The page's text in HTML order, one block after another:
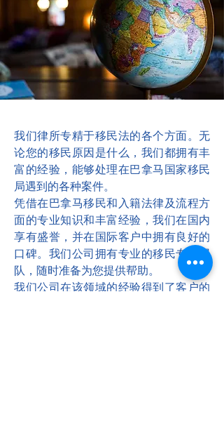
我们律所专精于移民法的各个方面。无
论您的移民原因是什么，我们都拥有丰
富的经验，能够处理在巴拿马国家移民
局遇到的各种案件。
凭借在巴拿马移民和入籍法律及流程方
面的专业知识和丰富经验，我们在国内
享有盛誉，并在国际客户中拥有良好的
口碑。我们公司拥有专业的移民专家团
队，随时准备为您提供帮助。
我们公司在该领域的经验得到了客户的